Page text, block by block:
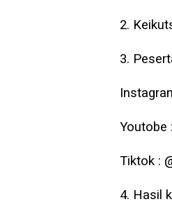
2.
3.
Youtobe
Tiktok :
4. Hasil